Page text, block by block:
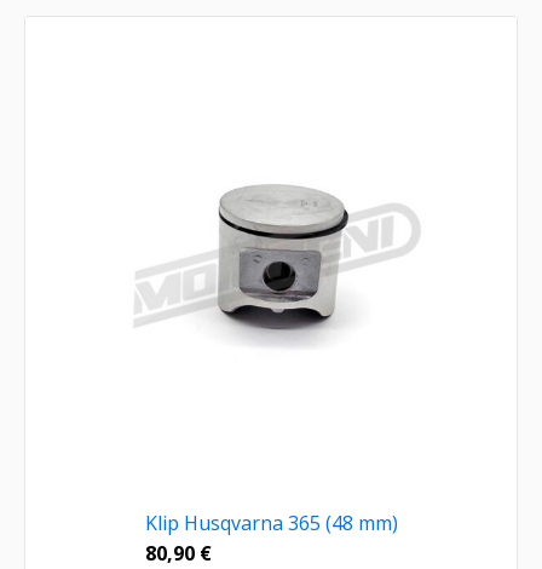
Klip Husqvarna 365 (48 mm)
80,90 €